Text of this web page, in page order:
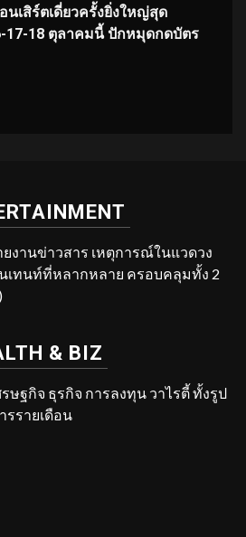
นเสิร์ตเดี่ยวครั้งยิ่งใหญ่สุด
17-18 ตุลาคมนี้ ปักหมุดกดบัตร
งานข่าวสาร เหตุการณ์ในแวดวง
เทนท์ที่หลากหลาย ครอบคลุมทั้ง 2
& BIZ
ษฐกิจ ธุรกิจ การลงทุน วาไรตี้ ทั้งรูป
รรายเดือน